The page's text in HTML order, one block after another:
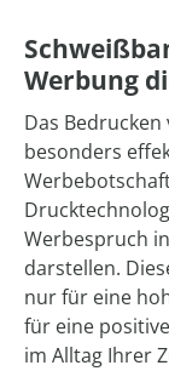
Werbung
Das
besonders
Werbespruch
darstellen.
nur für eine
für eine
im Alltag Ihrer